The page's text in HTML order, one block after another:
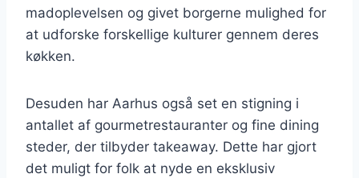
madoplevelsen og givet borgerne mulighed for
at udforske forskellige kulturer gennem deres
køkken.
Desuden har Aarhus også set en stigning i
antallet af gourmetrestauranter og fine dining
steder, der tilbyder takeaway. Dette har gjort
det muligt for folk at nyde en eksklusiv